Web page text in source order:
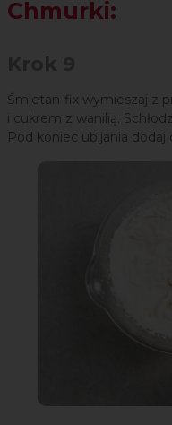
Chmurki:
Śmietan-fix wymieszaj z
i cukrem z wanilią.
Pod koniec ubijania